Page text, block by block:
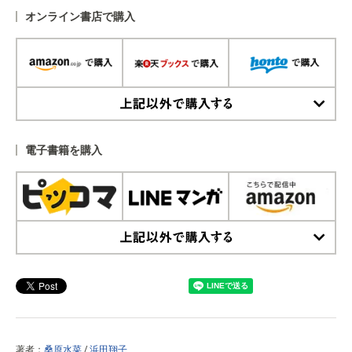
オンライン書店で購入
電子書籍を購入